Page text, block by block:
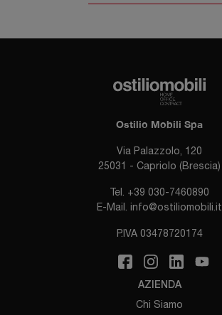
Ostilio Mobili Spa
Via Palazzolo, 120
25031 - Capriolo (Brescia)
Tel. +39 030-7460890
E-Mail. info@ostiliomobili.it
P.IVA 03478720174
AZIENDA
Chi Siamo